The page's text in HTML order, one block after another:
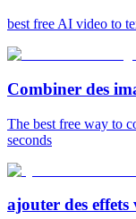
best free AI video to
Combiner des
The best free way to
seconds
ajouter des effets